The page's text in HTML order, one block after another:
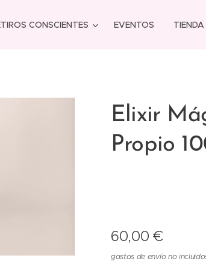
CONSCIENTES EVENTOS
Elixir
Propio
60,00 €
gastos de envío no